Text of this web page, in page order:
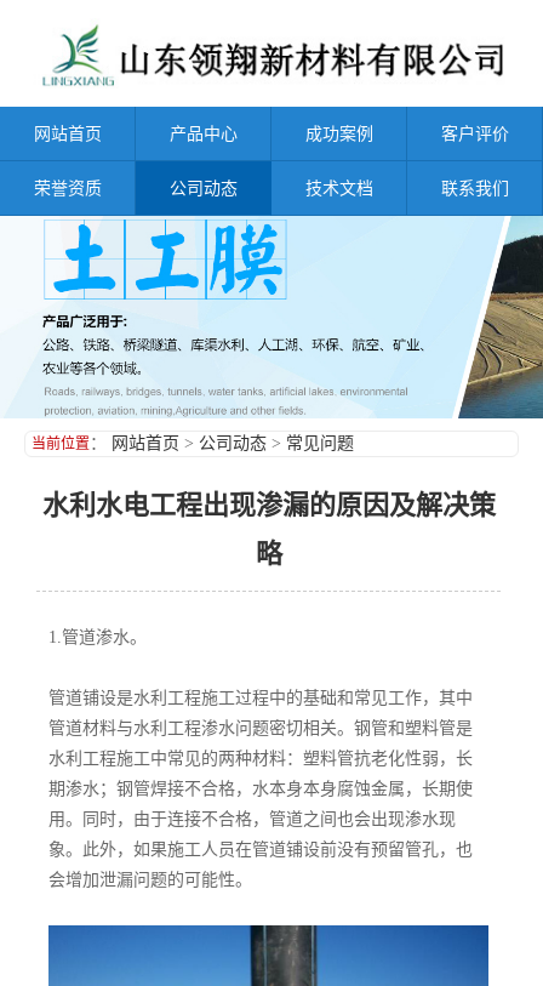
网站首页 产品中心 成功案例 客户评价
荣誉资质 公司动态 技术文档 联系我们
当前位置 ： 网站首页 > 公司动态 > 常见问题
水利水电工程出现渗漏的原因及解决策
略
1.管道渗水。
管道铺设是水利工程施工过程中的基础和常见工作，其中
管道材料与水利工程渗水问题密切相关。钢管和塑料管是
水利工程施工中常见的两种材料：塑料管抗老化性弱，长
期渗水；钢管焊接不合格，水本身本身腐蚀金属，长期使
用。同时，由于连接不合格，管道之间也会出现渗水现
象。此外，如果施工人员在管道铺设前没有预留管孔，也
会增加泄漏问题的可能性。